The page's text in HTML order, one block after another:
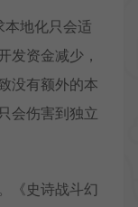
地化只会适
发资金减少，
没有额外的本
会伤害到独立
《史诗战斗幻